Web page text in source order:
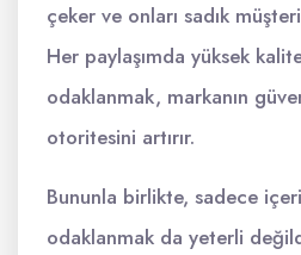
çeker ve onları sadık
Her paylaşımda yüksek
odaklanmak, markanın
otoritesini artırır.
Bununla birlikte, sadece
odaklanmak da yeterli